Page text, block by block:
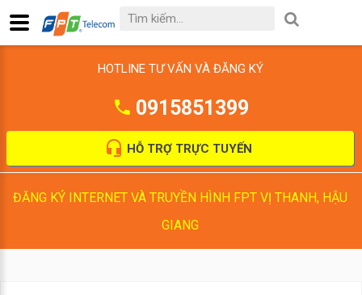
HOTLINE TƯ VẤN VÀ ĐĂNG KÝ
0915851399
HỖ TRỢ TRỰC TUYẾN
ĐĂNG KÝ INTERNET VÀ TRUYỀN HÌNH FPT VỊ THANH, HẬU
GIANG